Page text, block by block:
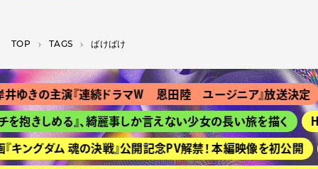
TOP T­A­G­S ばけばけ
きの主演『連続ドラマＷ 恩田陸 ユージニア』放送決定
きしめる』、綺麗事しか言えない少女の長い旅を描く
ングダム 魂の決戦』公開記念PV解禁！ 本編映像を初公開